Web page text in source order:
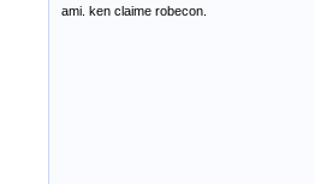
ami. ken claime robecon.